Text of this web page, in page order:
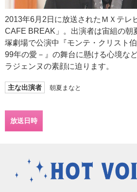
2013年6月2日に放送されたＭＸテレ
CAFE BREAK」。出演者は宙組の朝
塚劇場で公演中『モンテ・クリスト
99年の愛－』の舞台に懸ける心境な
ラジェンヌの素顔に迫ります。
主な出演者 朝夏まなと
放送日時